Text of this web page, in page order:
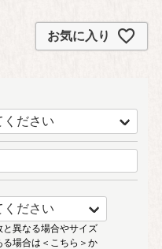
お気に入り
と異なる場合やサイズ
る場合は ＜こちら＞か